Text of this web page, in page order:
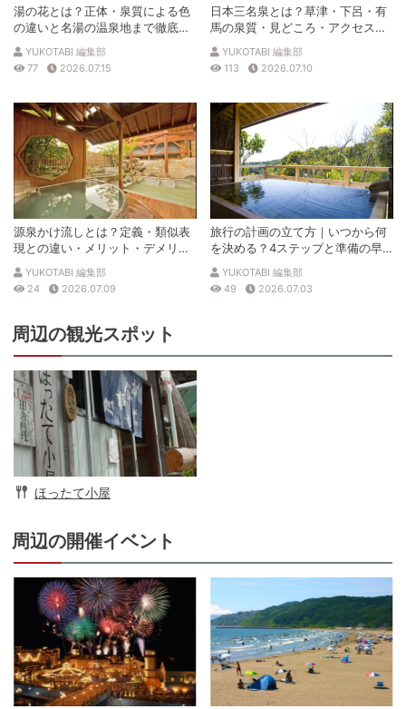
湯の花とは？正体・泉質による色
の違いと名湯の温泉地まで徹底解
説
YUKOTABI 編集部
77
2026.07.15
日本三名泉とは？草津・下呂・有
馬の泉質・見どころ・アクセスを
徹底解説
YUKOTABI 編集部
113
2026.07.10
源泉かけ流しとは？定義・類似表
現との違い・メリット・デメリッ
トを解説
YUKOTABI 編集部
24
2026.07.09
旅行の計画の立て方｜いつから何
を決める？4ステップと準備の早
見表
YUKOTABI 編集部
49
2026.07.03
周辺の観光スポット
ほったて小屋
周辺の開催イベント